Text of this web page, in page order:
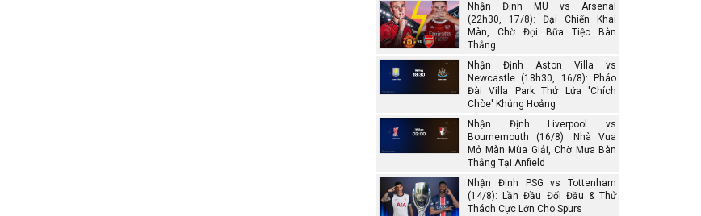
Nhận Định MU vs Arsenal
(22h30, 17/8): Đại Chiến Khai
Màn, Chờ Đợi Bữa Tiệc Bàn
Thắng
Nhận Định Aston Villa vs
Newcastle (18h30, 16/8): Pháo
Đài Villa Park Thử Lửa 'Chích
Chòe' Khủng Hoảng
Nhận Định Liverpool vs
Bournemouth (16/8): Nhà Vua
Mở Màn Mùa Giải, Chờ Mưa Bàn
Thắng Tại Anfield
Nhận Định PSG vs Tottenham
(14/8): Lần Đầu Đối Đầu & Thử
Thách Cực Lớn Cho Spurs